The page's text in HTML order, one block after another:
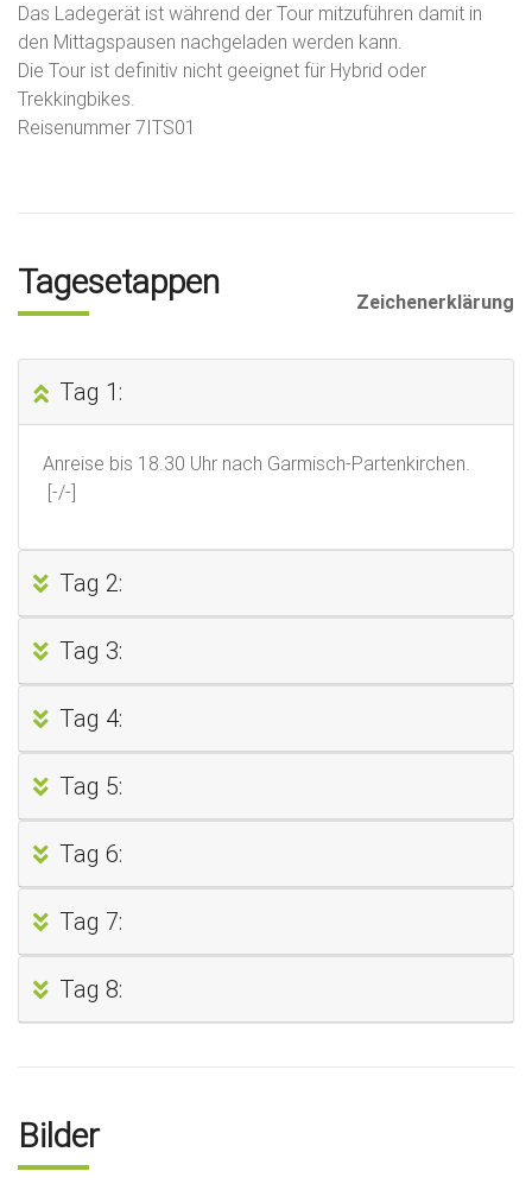
Das Ladegerät ist während der Tour mitzuführen damit in
den Mittagspausen nachgeladen werden kann.
Die Tour ist definitiv nicht geeignet für Hybrid oder
Trekkingbikes.
Reisenummer 7ITS01
Tagesetappen Zeichenerklärung
Tag 1:
Anreise bis 18.30 Uhr nach Garmisch-Partenkirchen.
[-/-]
Tag 2:
Tag 3:
Tag 4:
Tag 5:
Tag 6:
Tag 7:
Tag 8:
Bilder